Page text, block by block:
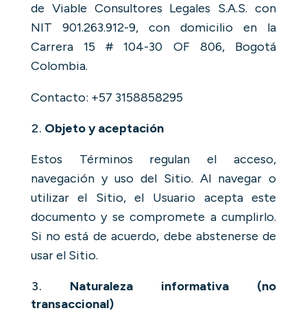
de Viable Consultores Legales S.A.S. con
NIT 901.263.912-9, con domicilio en la
Carrera 15 # 104-30 OF 806, Bogotá
Colombia.
Contacto: +57 3158858295
Objeto y aceptación
Estos Términos regulan el acceso,
navegación y uso del Sitio. Al navegar o
utilizar el Sitio, el Usuario acepta este
documento y se compromete a cumplirlo.
Si no está de acuerdo, debe abstenerse de
usar el Sitio.
Naturaleza informativa (no
transaccional)